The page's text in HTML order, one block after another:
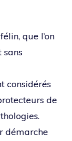
que l’on
considérés
de
démarche